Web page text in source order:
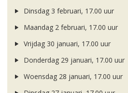
Dinsdag 3 februari, 17.00 uur
Maandag 2 februari, 17.00 uur
Vrijdag 30 januari, 17.00 uur
Donderdag 29 januari, 17.00 uur
Woensdag 28 januari, 17.00 uur